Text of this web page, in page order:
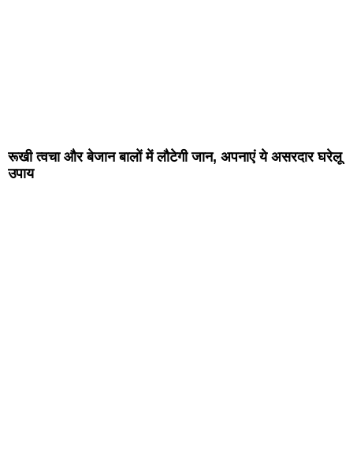
रूखी त्वचा और बेजान बालों में लौटेगी जान, अपनाएं ये असरदार घरेलू
उपाय